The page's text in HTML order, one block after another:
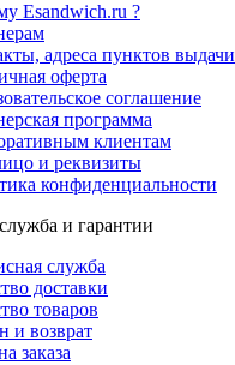
Esandwich.ru ?
адреса пунктов выдачи
оферта
соглашение
программа
клиентам
и реквизиты
конфиденциальности
и гарантии
служба
доставки
товаров
и возврат
заказа